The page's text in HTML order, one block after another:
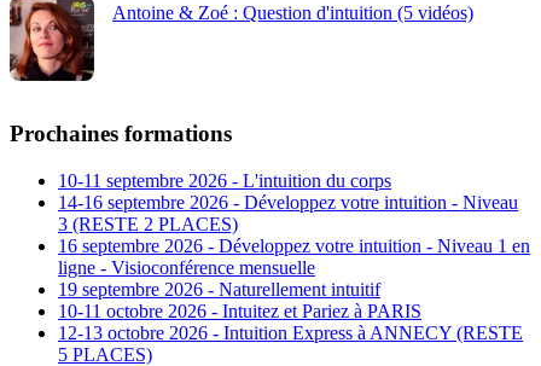
Antoine & Zoé : Question d'intuition (5 vidéos)
Prochaines formations
10-11 septembre 2026 - L'intuition du corps
14-16 septembre 2026 - Développez votre intuition - Niveau
3 (RESTE 2 PLACES)
16 septembre 2026 - Développez votre intuition - Niveau 1 en
ligne - Visioconférence mensuelle
19 septembre 2026 - Naturellement intuitif
10-11 octobre 2026 - Intuitez et Pariez à PARIS
12-13 octobre 2026 - Intuition Express à ANNECY (RESTE
5 PLACES)